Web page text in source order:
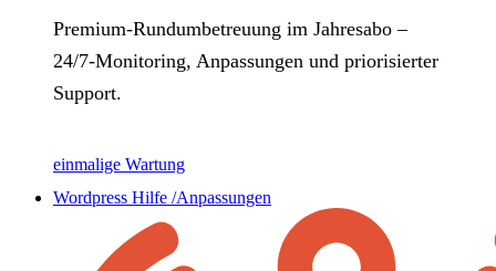
Premium‑Rundumbetreuung im Jahresabo –
24/7‑Monitoring, Anpassungen und priorisierter
Support.
einmalige Wartung
Wordpress Hilfe /Anpassungen